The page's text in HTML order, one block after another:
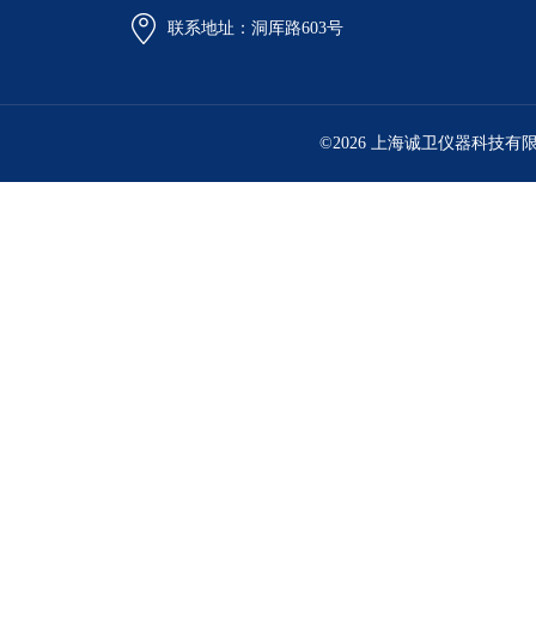
联系地址：洞厍路603号
©2026 上海诚卫仪器科技有